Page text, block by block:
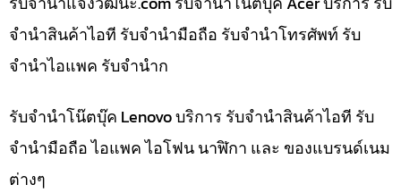
จำนำสินค้าไอที รับจำนำมือถือ รับจำนำโทรศัพท์ รับ
จำนำไอแพค รับจำนำก
รับจำนำโน๊ตบุ๊ค Lenovo บริการ รับจำนำสินค้าไอที รับ
จำนำมือถือ ไอแพค ไอโฟน นาฬิกา และ ของแบรนด์เนม
ต่างๆ